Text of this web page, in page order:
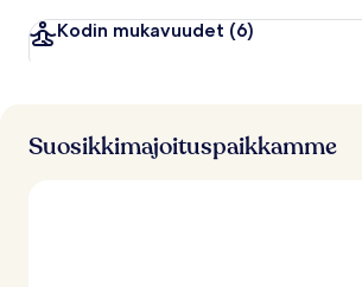
Kodin mukavuudet (6)
Suosikkimajoituspaikkamme